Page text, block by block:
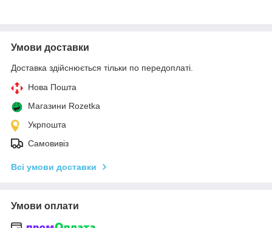
Умови доставки
Доставка здійснюється тільки по передоплаті.
Нова Пошта
Магазини Rozetka
Укрпошта
Самовивіз
Всі умови доставки
Умови оплати